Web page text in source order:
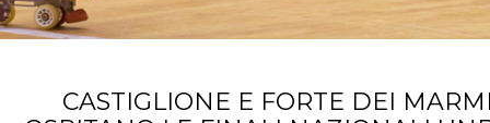
CASTIGLIONE E FORTE DEI